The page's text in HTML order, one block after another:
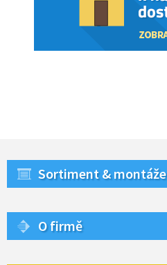
Sortiment & montáže
O firmě